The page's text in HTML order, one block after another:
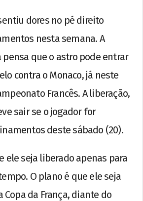
dores no pé direito
nesta semana. A
pensa que o astro pode entrar
contra o Monaco, já neste
Francês. A liberação,
sair se o jogador for
deste sábado (20).
ele seja liberado apenas para
O plano é que ele seja
da França, diante do